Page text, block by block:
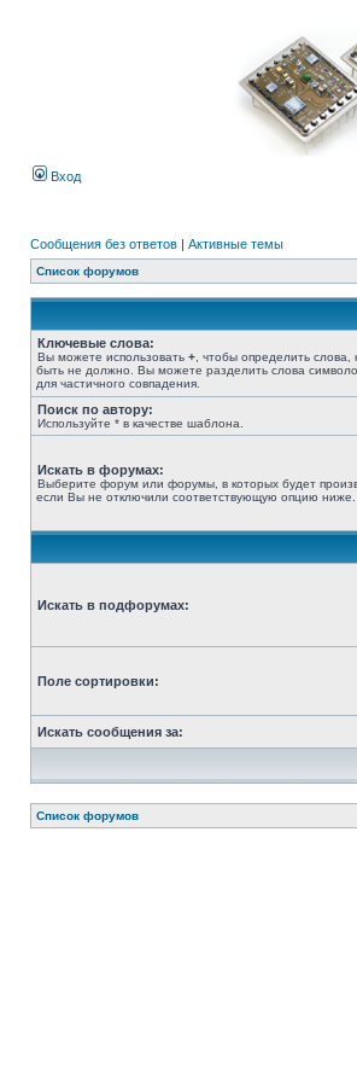
Вход
Сообщения без ответов | Активные темы
Список форумов
Ключевые слова:
Вы можете использовать + , чтобы определить
быть не должно. Вы можете разделить слова
для частичного совпадения.
Поиск по автору:
Используйте * в качестве шаблона.
Искать в форумах:
Выберите форум или форумы, в которых будет
если Вы не отключили соответствующую опцию ниже.
Искать в подфорумах:
Поле сортировки:
Искать сообщения за:
Список форумов